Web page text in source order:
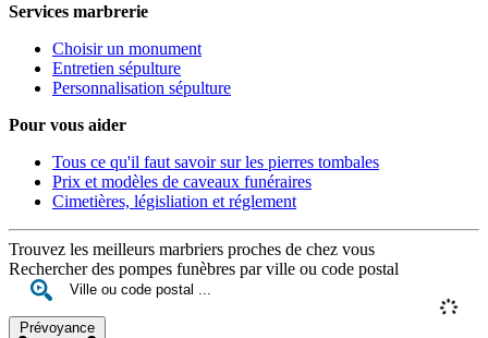
Services marbrerie
Choisir un monument
Entretien sépulture
Personnalisation sépulture
Pour vous aider
Tous ce qu'il faut savoir sur les pierres tombales
Prix et modèles de caveaux funéraires
Cimetières, législiation et réglement
Trouvez les meilleurs marbriers proches de chez vous
Rechercher des pompes funèbres par ville ou code postal
Prévoyance